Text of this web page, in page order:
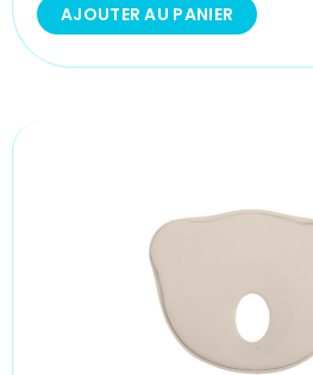
AJOUTER AU PANIER